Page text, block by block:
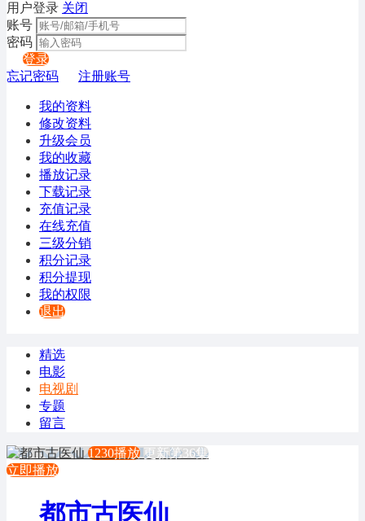
用户登录 关闭
账号
密码
登录
忘记密码
注册账号
我的资料
修改资料
升级会员
我的收藏
播放记录
下载记录
充值记录
在线充值
三级分销
积分记录
积分提现
我的权限
退出
精选
电影
电视剧
专题
留言
1230播放 更新第36集
立即播放
都市古医仙